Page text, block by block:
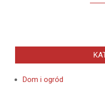
Dom i ogród